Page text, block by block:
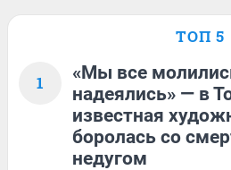
ТОП 5
1
«Мы все
надеялись» — в
известная
боролась со
недугом